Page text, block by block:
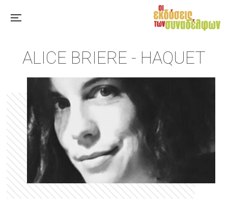
ALICE BRIERE - HAQUET